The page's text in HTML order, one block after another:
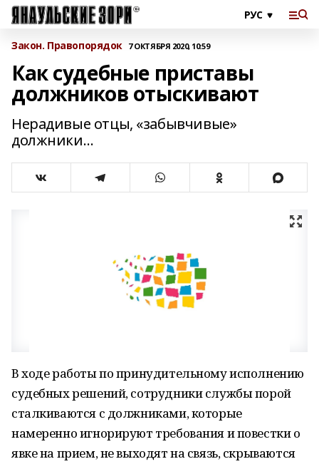
Закон. Правопорядок 7 ОКТЯБРЯ 2020, 10:59
Как судебные приставы
должников отыскивают
Нерадивые отцы, «забывчивые»
должники…
В ходе работы по принудительному исполнению
судебных решений, сотрудники службы порой
сталкиваются с должниками, которые
намеренно игнорируют требования и повестки о
явке на прием, не выходят на связь, скрываются